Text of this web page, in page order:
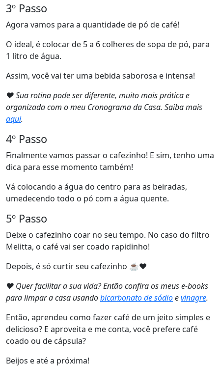
3º Passo
Agora vamos para a quantidade de pó de café!
O ideal, é colocar de 5 a 6 colheres de sopa de pó, para
1 litro de água.
Assim, você vai ter uma bebida saborosa e intensa!
❤ Sua rotina pode ser diferente, muito mais prática e
organizada com o meu Cronograma da Casa. Saiba mais
aqui.
4º Passo
Finalmente vamos passar o cafezinho! E sim, tenho uma
dica para esse momento também!
Vá colocando a água do centro para as beiradas,
umedecendo todo o pó com a água quente.
5º Passo
Deixe o cafezinho coar no seu tempo. No caso do filtro
Melitta, o café vai ser coado rapidinho!
Depois, é só curtir seu cafezinho ☕❤️
❤ Quer facilitar a sua vida? Então confira os meus e-books
para limpar a casa usandobicarbonato de sódioevinagre.
Então, aprendeu como fazer café de um jeito simples e
delicioso? E aproveita e me conta, você prefere café
coado ou de cápsula?
Beijos e até a próxima!